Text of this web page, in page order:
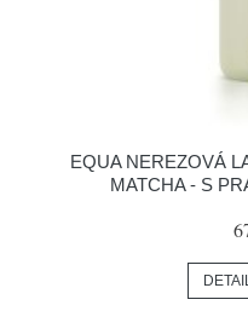
EQUA NEREZOVÁ
MATCHA - S